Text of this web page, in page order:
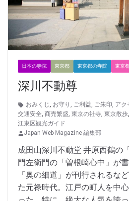
日本の寺院 東京都 東京都の寺院 東京
深川不動尊
おみくじ, お守り , ご利益, ご朱印, アク
交通安全, 商売繁盛, 東京の社寺, 東京散歩,
江東区観光ガイド
Japan Web Magazine 編集部
成田山深川不動堂 井原西鶴の
門左衛門の「曽根崎心中」が
「奥の細道」が刊行されるな
た元禄時代。江戸の町人を中